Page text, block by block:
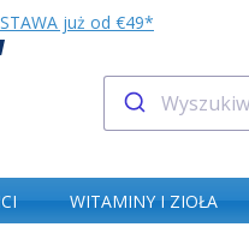
już od €49*
WITAMINY I ZIOŁA